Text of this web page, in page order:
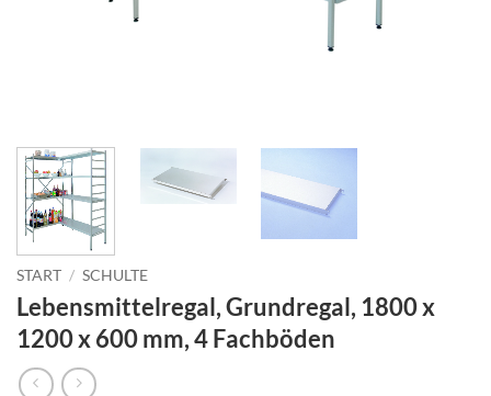
START / SCHULTE
Lebensmittelregal, Grundregal, 1800 x
1200 x 600 mm, 4 Fachböden